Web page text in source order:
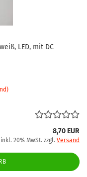
LED, mit DC
8,70 EUR
inkl. 20% MwSt. zzgl. Versand